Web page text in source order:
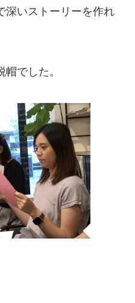
深いストーリーを作れ
でした。